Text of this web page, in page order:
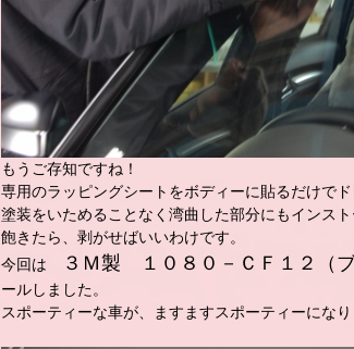
もうご存知ですね！
専用のラッピングシートをボディーに貼るだけでド
塗装をいためることなく湾曲した部分にもインスト
飽きたら、剥がせばいいわけです。
今回は
３Ｍ製 １０８０－ＣＦ１２（ブ
ールしました。
スポーティーな車が、ますますスポーティーになり